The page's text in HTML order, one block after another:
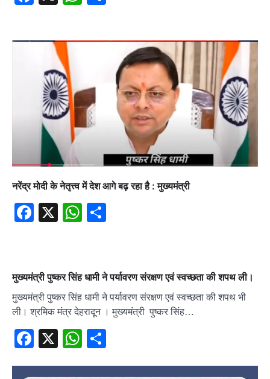
नरेंद्र मोदी के नेतृत्त्व में देश आगे बढ़ रहा है : मुख्यमंत्री
Facebook
X WhatsApp
मुख्यमंत्री पुष्कर सिंह धामी ने पर्यावरण संरक्षण एवं स्वच्छता की शपथ ली।
मुख्यमंत्री पुष्कर सिंह धामी ने पर्यावरण संरक्षण एवं स्वच्छता की शपथ भी
ली। श्रमिक मंत्र देहरादून । मुख्यमंत्री पुष्कर सिंह…
Facebook
X WhatsApp